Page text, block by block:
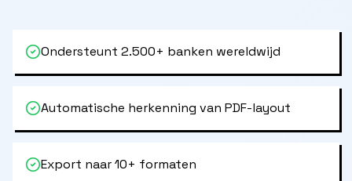
Ondersteunt 2.500+ banken wereldwijd
Automatische herkenning van PDF-layout
Export naar 10+ formaten